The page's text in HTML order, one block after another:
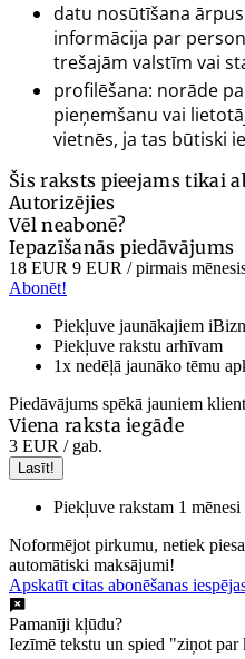
datu nosūtīšana ārpus
informācija par
trešajām valstīm vai
profilēšana: norāde
pieņemšanu vai
vietnēs, ja tas būtiski
Šis raksts pieejams tikai
Autorizējies
Vēl neabonē?
Iepazīšanās piedāvājums
18 EUR 9 EUR / pirmais
Abonēt!
Piekļuve jaunākajiem
Piekļuve rakstu arhīvam
1x nedēļā jaunāko tēmu
Piedāvājums spēkā jauniem
Viena raksta iegāde
3 EUR / gab.
Lasīt!
Piekļuve rakstam 1 mēnesi
Noformējot pirkumu, netiek
automātiski maksājumi!
Apskatīt citas abonēšanas
Pamanīji kļūdu?
Iezīmē tekstu un spied "ziņot par